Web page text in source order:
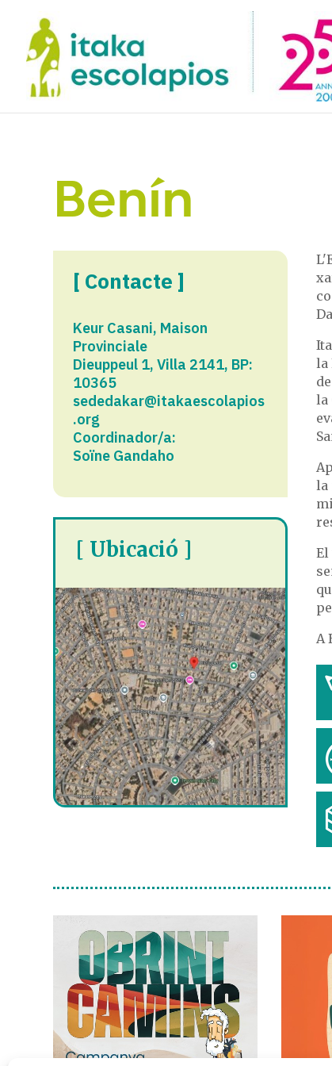
Benín
[ Contacte ]
Keur Casani, Maison
Provinciale
Dieuppeul 1, Villa 2141, BP:
10365​
sededakar@itakaescolapios
.org
Coordinador/a:
Soïne Gandaho
[ Ubicació ]
la
la
la
El
A